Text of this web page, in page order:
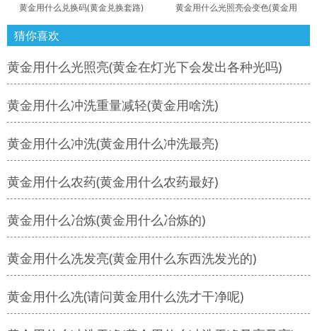
黄金用什么兑换码(黄金兑换套路) 黄金用什么光照亮会变色(黄金用
猜你喜欢
黄金用什么光照亮(黄金在灯光下会发出各种光吗)
黄金用什么冲洗重量减轻(黄金用啥洗)
黄金用什么冲洗(黄金用什么冲洗最亮)
黄金用什么农药(黄金用什么农药最好)
黄金用什么冶炼(黄金用什么冶炼的)
黄金用什么冼发亮(黄金用什么东西洗发光的)
黄金用什么冼(请问黄金用什么洗才干净呢)